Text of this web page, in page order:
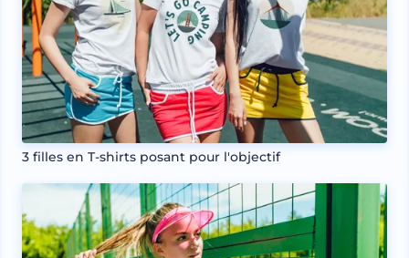
3 filles en T-shirts posant pour l'objectif